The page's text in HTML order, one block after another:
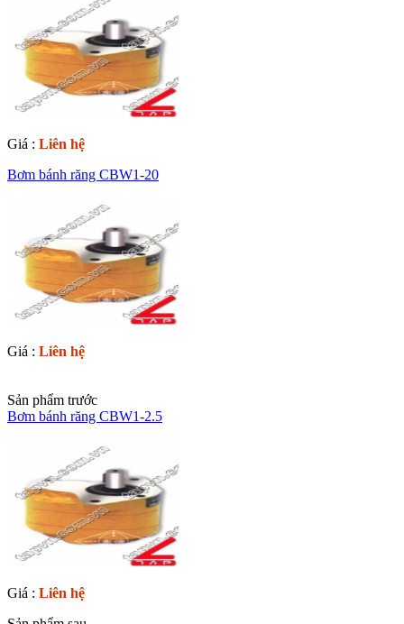
Giá : Liên hệ
Bơm bánh răng CBW1-20
Giá : Liên hệ
Sản phẩm trước
Bơm bánh răng CBW1-2.5
Giá : Liên hệ